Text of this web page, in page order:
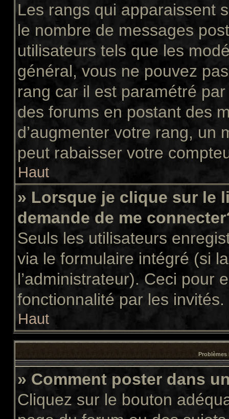
Les rangs qui apparaissent
le nombre de messages
utilisateurs tels que les
général, vous ne pouvez
rang car il est paramétré
des forums en postant des
d’augmenter votre rang, un
peut rabaisser votre
Haut
» Lorsque je clique sur le
demande de me
Seuls les utilisateurs
via le formulaire intégré (si
l’administrateur). Ceci pour
fonctionnalité par les invités.
Haut
Problèmes
» Comment poster dans
Cliquez sur le bouton